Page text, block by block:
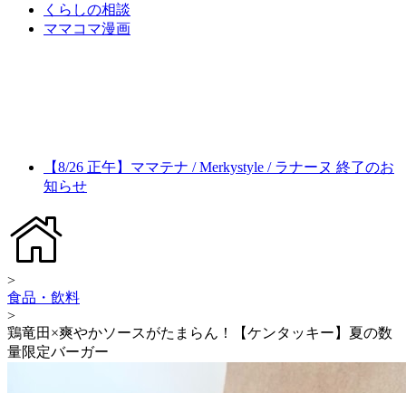
くらしの相談
ママコマ漫画
【8/26 正午】ママテナ / Merkystyle / ラナーヌ 終了のお
知らせ
>
食品・飲料
>
鶏竜田×爽やかソースがたまらん！【ケンタッキー】夏の数
量限定バーガー